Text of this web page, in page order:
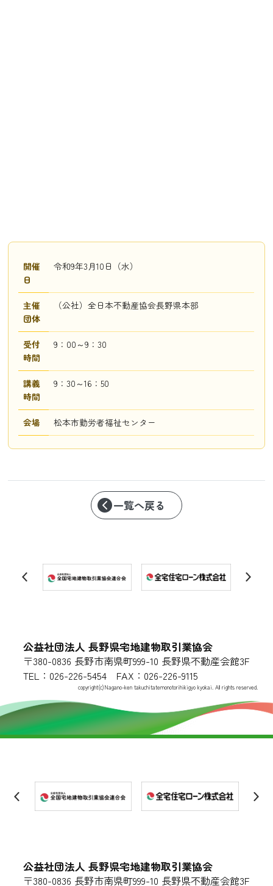
開催
日
令和9年3月10日（水）
主催
団体
（公社）全日本不動産協会長野県本部
受付
時間
9：00～9：30
講義
時間
9：30～16：50
会場 松本市勤労者福祉センター
一覧へ戻る
公益社団法人 長野県宅地建物取引業協会
〒380-0836 長野市南県町999-10 長野県不動産会館3F
TEL：026-226-5454 FAX：026-226-9115
copyright(c)Nagano-ken takuchitatemonotorihikigyo kyokai. All rights reserved.
公益社団法人 長野県宅地建物取引業協会
〒380-0836 長野市南県町999-10 長野県不動産会館3F